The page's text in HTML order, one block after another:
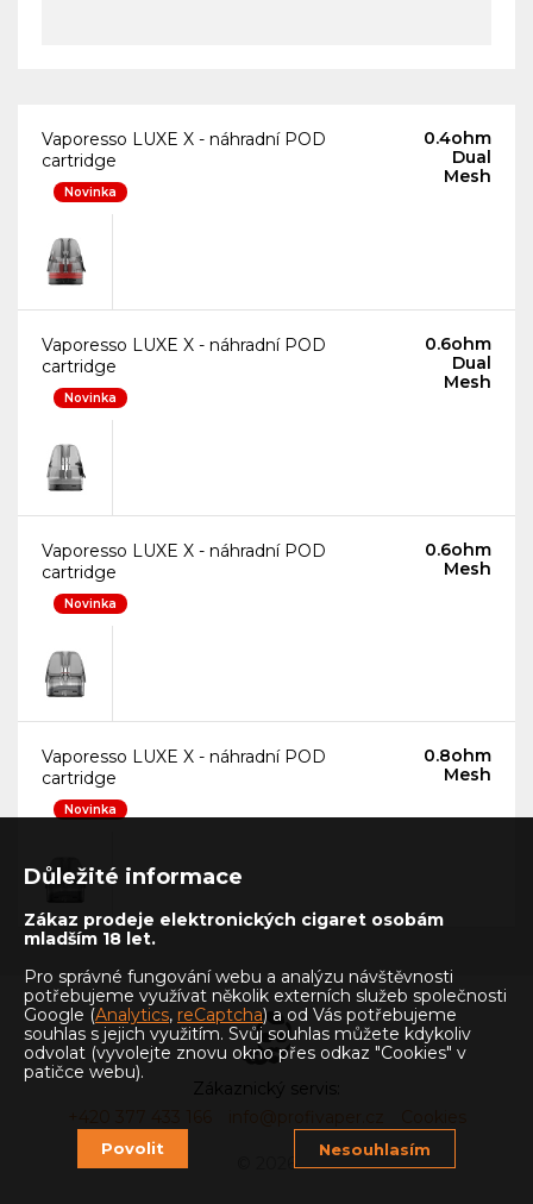
Vaporesso LUXE X - náhradní POD
cartridge
Novinka
0.4ohm
Dual
Mesh
Vaporesso LUXE X - náhradní POD
cartridge
Novinka
0.6ohm
Dual
Mesh
Vaporesso LUXE X - náhradní POD
cartridge
Novinka
0.6ohm
Mesh
Vaporesso LUXE X - náhradní POD
cartridge
Novinka
0.8ohm
Mesh
Zákaznický servis:
© 2026
Důležité informace
Zákaz prodeje elektronických cigaret osobám
mladším 18 let.
Pro správné fungování webu a analýzu návštěvnosti
potřebujeme využívat několik externích služeb společnosti
Google (Analytics, reCaptcha) a od Vás potřebujeme
souhlas s jejich využitím. Svůj souhlas můžete kdykoliv
odvolat (vyvolejte znovu okno přes odkaz "Cookies" v
patičce webu).
Povolit Nesouhlasím